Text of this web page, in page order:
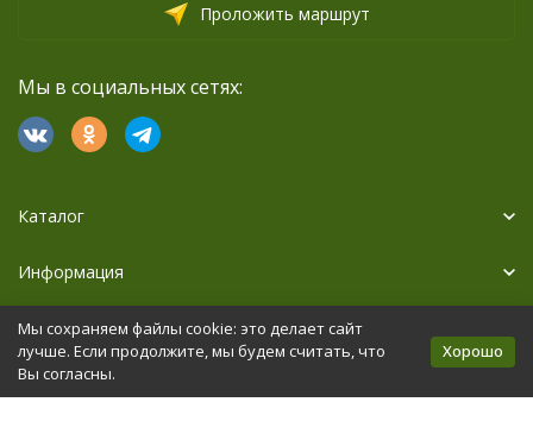
Проложить маршрут
Мы в социальных сетях:
Каталог
Информация
Дополнительно
Политика персональных данных Карта сайта
Мы сохраняем файлы cookie: это делает сайт
лучше. Если продолжите, мы будем считать, что
Вы согласны.
Хорошо